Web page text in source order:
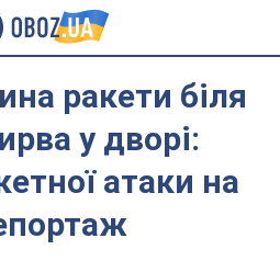
ракети біля
у дворі:
атаки на